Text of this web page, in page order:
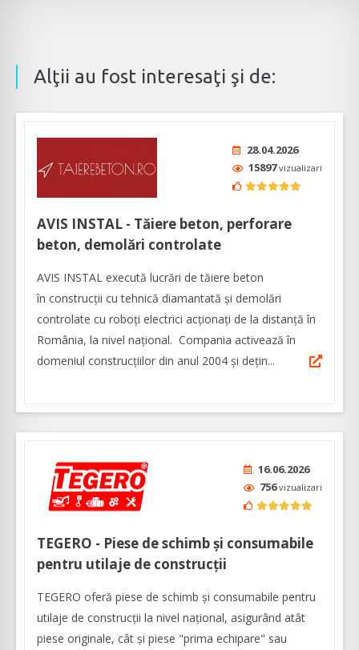
Alţii au fost interesaţi şi de:
28.04.2026
15897vizualizari
AVIS INSTAL - Tăiere beton, perforare
beton, demolări controlate
AVIS INSTAL execută lucrări de tăiere beton
în construcţii cu tehnică diamantată și demolări
controlate cu roboți electrici acționați de la distanță în
România, la nivel naţional. Compania activează în
domeniul construcţiilor din anul 2004 și dețin...
16.06.2026
756vizualizari
TEGERO - Piese de schimb și consumabile
pentru utilaje de construcții
TEGERO oferă piese de schimb și consumabile pentru
utilaje de construcții la nivel național, asigurând atât
piese originale, cât și piese "prima echipare" sau